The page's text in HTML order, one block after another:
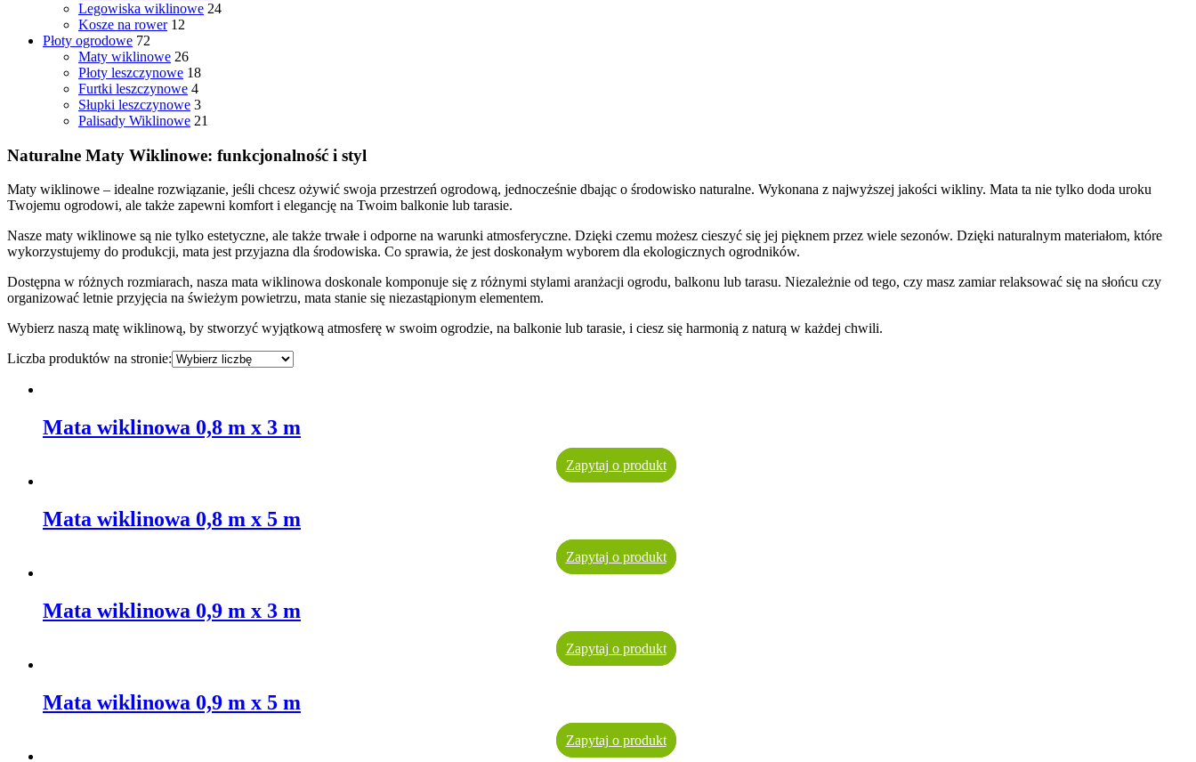
Legowiska wiklinowe 24
Kosze na rower 12
Płoty ogrodowe 72
Maty wiklinowe 26
Płoty leszczynowe 18
Furtki leszczynowe 4
Słupki leszczynowe 3
Palisady Wiklinowe 21
Naturalne Maty Wiklinowe: funkcjonalność i styl
Maty wiklinowe – idealne rozwiązanie, jeśli chcesz ożywić swoja przestrzeń ogrodową, jednocześnie dbając o środowisko naturalne. Wykonana z najwyższej jakości wikliny. Mata ta nie tylko doda uroku
Twojemu ogrodowi, ale także zapewni komfort i elegancję na Twoim balkonie lub tarasie.
Nasze maty wiklinowe są nie tylko estetyczne, ale także trwałe i odporne na warunki atmosferyczne. Dzięki czemu możesz cieszyć się jej pięknem przez wiele sezonów. Dzięki naturalnym materiałom, które
wykorzystujemy do produkcji, mata jest przyjazna dla środowiska. Co sprawia, że ​​jest doskonałym wyborem dla ekologicznych ogrodników.
Dostępna w różnych rozmiarach, nasza mata wiklinowa doskonale komponuje się z różnymi stylami aranżacji ogrodu, balkonu lub tarasu. Niezależnie od tego, czy masz zamiar relaksować się na słońcu czy
organizować letnie przyjęcia na świeżym powietrzu, mata stanie się niezastąpionym elementem.
Wybierz naszą matę wiklinową, by stworzyć wyjątkową atmosferę w swoim ogrodzie, na balkonie lub tarasie, i ciesz się harmonią z naturą w każdej chwili.
Liczba produktów na stronie:
Mata wiklinowa 0,8 m x 3 m
Zapytaj o produkt
Mata wiklinowa 0,8 m x 5 m
Zapytaj o produkt
Mata wiklinowa 0,9 m x 3 m
Zapytaj o produkt
Mata wiklinowa 0,9 m x 5 m
Zapytaj o produkt